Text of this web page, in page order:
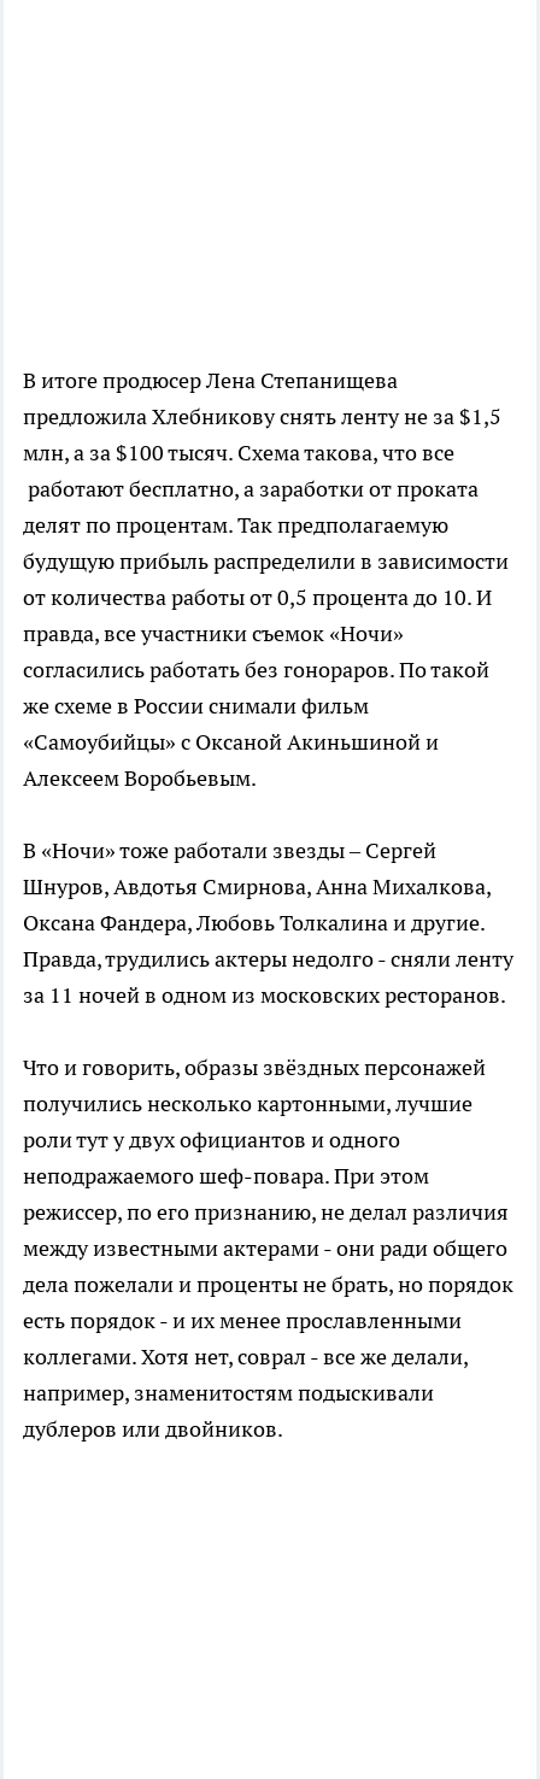
В итоге продюсер Лена Степанищева
предложила Хлебникову снять ленту не за $1,5
млн, а за $100 тысяч. Схема такова, что все
работают бесплатно, а заработки от проката
делят по процентам. Так предполагаемую
будущую прибыль распределили в зависимости
от количества работы от 0,5 процента до 10. И
правда, все участники съемок «Ночи»
согласились работать без гонораров. По такой
же схеме в России снимали фильм
«Самоубийцы» с Оксаной Акиньшиной и
Алексеем Воробьевым.
В «Ночи» тоже работали звезды – Сергей
Шнуров, Авдотья Смирнова, Анна Михалкова,
Оксана Фандера, Любовь Толкалина и другие.
Правда, трудились актеры недолго - сняли ленту
за 11 ночей в одном из московских ресторанов.
Что и говорить, образы звёздных персонажей
получились несколько картонными, лучшие
роли тут у двух официантов и одного
неподражаемого шеф-повара. При этом
режиссер, по его признанию, не делал различия
между известными актерами - они ради общего
дела пожелали и проценты не брать, но порядок
есть порядок - и их менее прославленными
коллегами. Хотя нет, соврал - все же делали,
например, знаменитостям подыскивали
дублеров или двойников.